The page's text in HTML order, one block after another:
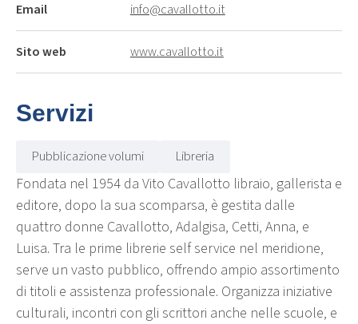
Email info@cavallotto.it
Sito web www.cavallotto.it
Servizi
Pubblicazione volumi Libreria
Fondata nel 1954 da Vito Cavallotto libraio, gallerista e
editore, dopo la sua scomparsa, è gestita dalle
quattro donne Cavallotto, Adalgisa, Cetti, Anna, e
Luisa. Tra le prime librerie self service nel meridione,
serve un vasto pubblico, offrendo ampio assortimento
di titoli e assistenza professionale. Organizza iniziative
culturali, incontri con gli scrittori anche nelle scuole, e